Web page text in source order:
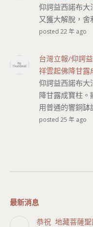
仰諤益西諾布大
又獲大解脫，舍
posted 22 年 ago
台灣立報/仰諤
祥雲起佛降甘露
仰諤益西諾布大
降甘露成寶柱。
用普通的響銅缽
posted 25 年 ago
最新消息
恭祝 地藏菩薩